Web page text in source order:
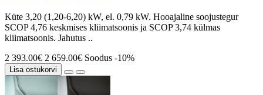
Küte 3,20 (1,20-6,20) kW, el. 0,79 kW. Hooajaline soojustegur
SCOP 4,76 keskmises kliimatsoonis ja SCOP 3,74 külmas
kliimatsoonis. Jahutus ..
2 393.00€ 2 659.00€ Soodus -10%
Lisa ostukorvi